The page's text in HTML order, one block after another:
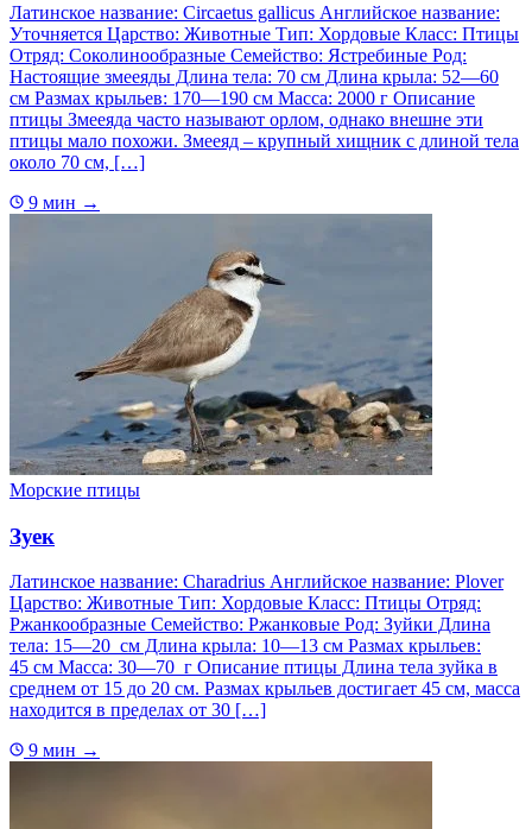
Латинское название: Circaetus gallicus Английское название:
Уточняется Царство: Животные Тип: Хордовые Класс: Птицы
Отряд: Соколинообразные Семейство: Ястребиные Род:
Настоящие змееяды Длина тела: 70 см Длина крыла: 52—60
см Размах крыльев: 170—190 см Масса: 2000 г Описание
птицы Змееяда часто называют орлом, однако внешне эти
птицы мало похожи. Змееяд – крупный хищник с длиной тела
около 70 см, […]
9 мин →
Морские птицы
Зуек
Латинское название: Charadrius Английское название: Plover
Царство: Животные Тип: Хордовые Класс: Птицы Отряд:
Ржанкообразные Семейство: Ржанковые Род: Зуйки Длина
тела: 15—20 см Длина крыла: 10—13 см Размах крыльев:
45 см Масса: 30—70 г Описание птицы Длина тела зуйка в
среднем от 15 до 20 см. Размах крыльев достигает 45 см, масса
находится в пределах от 30 […]
9 мин →